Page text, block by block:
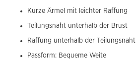
Kurze Ärmel mit leichter Raffung
Teilungsnaht unterhalb der Brust
Raffung unterhalb der Teilungsnaht
Passform: Bequeme Weite